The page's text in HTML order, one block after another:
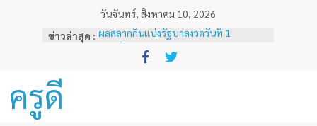
วันจันทร์, สิงหาคม 10, 2026
ข่าวล่าสุด : ผลสลากกินแบ่งรัฐบาลงวดวันที่ 1
พฤศจิกายน 2567
หลักเกณฑ์และวิธีการเทียบเคียงผลการ
ครูดี